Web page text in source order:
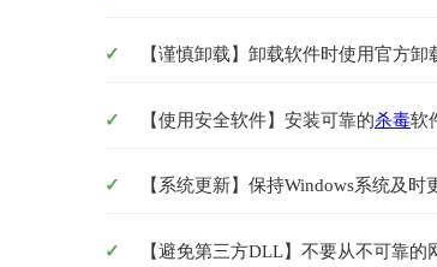
【谨慎卸载】卸载软件时使用官方
【使用安全软件】安装可靠的杀毒软
【系统更新】保持Windows系统及
【避免第三方DLL】不要从不可靠